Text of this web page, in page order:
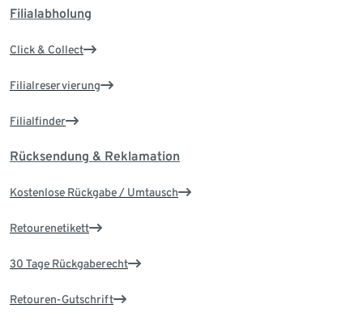
Filialabholung
Click & Collect
Filialreservierung
Filialfinder
Rücksendung & Reklamation
Kostenlose Rückgabe / Umtausch
Retourenetikett
30 Tage Rückgaberecht
Retouren-Gutschrift